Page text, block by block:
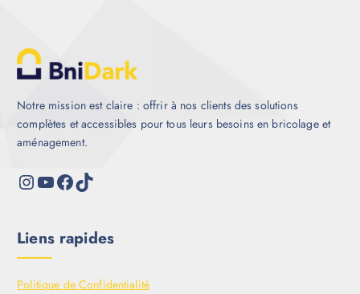
Notre mission est claire : offrir à nos clients des solutions
complètes et accessibles pour tous leurs besoins en bricolage et
aménagement.
Liens rapides
Politique de Confidentialité